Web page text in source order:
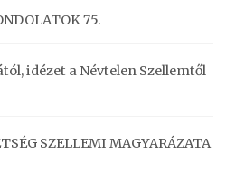
75.
idézet a Névtelen Szellemtől
SZELLEMI MAGYARÁZATA